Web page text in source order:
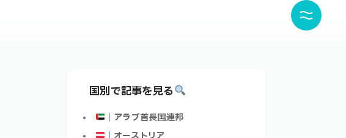
国別で記事を見る
｜アラブ首長国連邦